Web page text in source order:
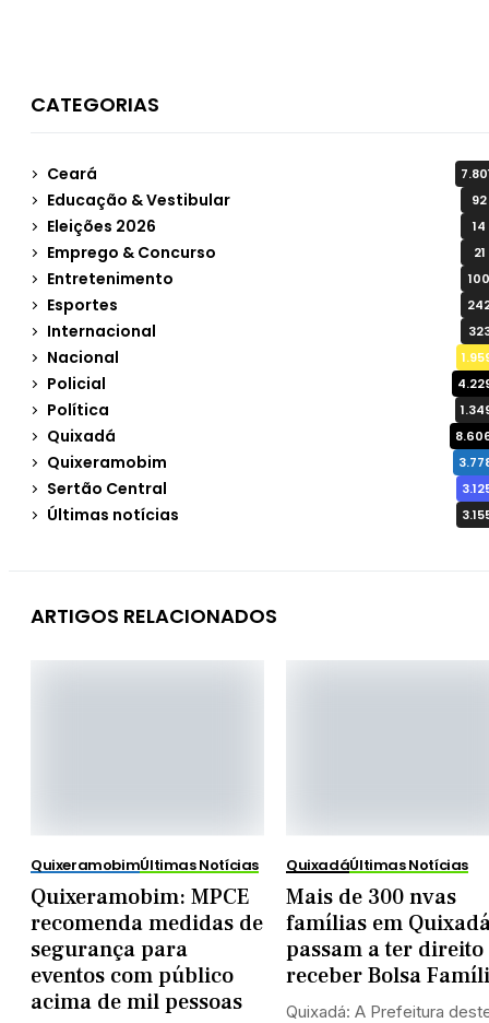
CATEGORIAS
Ceará
Educação & Vestibular 92
Eleições 2026 14
Emprego & Concurso 21
Entretenimento 100
Esportes
Internacional
Nacional
Policial
Política
Quixadá
Quixeramobim
Sertão Central
Últimas notícias
ARTIGOS RELACIONADOS
QuixeramobimÚltimas Notícias
Quixeramobim: MPCE
recomenda medidas de
segurança para
eventos com público
acima de mil pessoas
QuixadáÚltimas Notícias
Mais de 300 nvas
famílias em
passam a ter direito
receber Bolsa
Quixadá: A Prefeitura